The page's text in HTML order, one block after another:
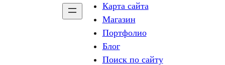
Карта сайта
Магазин
Портфолио
Блог
Поиск по сайту